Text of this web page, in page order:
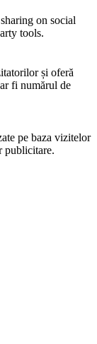
on social
tools.
și oferă
fi numărul de
pe baza vizitelor
publicitare.